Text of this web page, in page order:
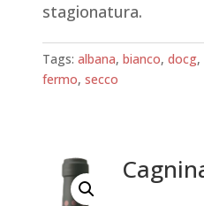
stagionatura.
Tags:albana,bianco,docg,
fermo,secco